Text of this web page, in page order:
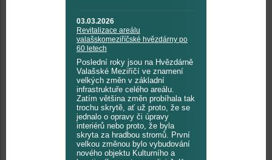
03.03.2026
Revitalizace areálu
valašskomeziříčské hvězdárny po
60 letech
Poslední roky jsou na Hvězdárně
Valašské Meziříčí ve znamení
velkých změn v základní
infrastruktuře celého areálu.
Zatím většina změn probíhala tak
trochu skrytě, ať už proto, že se
jednalo o opravy či úpravy
interiérů nebo proto, že byla
skryta za hradbou stromů. První
velkou změnou bylo vybudování
nového objektu Kulturního a